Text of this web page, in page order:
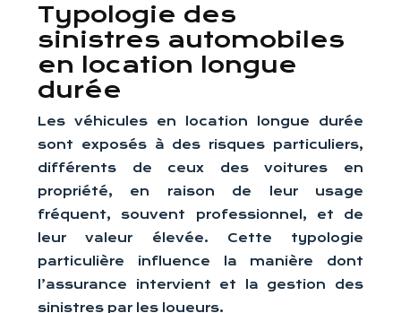
Typologie des
sinistres automobiles
en location longue
durée
Les véhicules en location longue durée
sont exposés à des risques particuliers,
différents de ceux des voitures en
propriété, en raison de leur usage
fréquent, souvent professionnel, et de
leur valeur élevée. Cette typologie
particulière influence la manière dont
l’assurance intervient et la gestion des
sinistres par les loueurs.